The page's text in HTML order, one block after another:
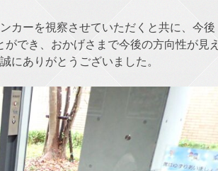
カーを視察させていただくと共に、今後
でき、おかげさまで今後の方向性が見え
にありがとうございました。